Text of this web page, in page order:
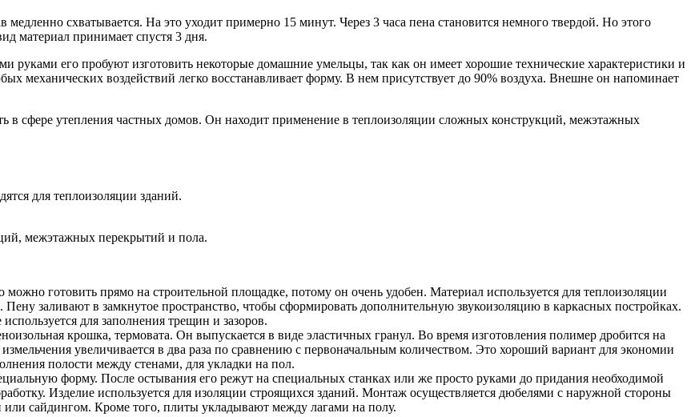
медленно схватывается. На это уходит примерно 15 минут. Через 3 часа пена становится немного твердой. Но этого
материал принимает спустя 3 дня.
его пробуют изготовить некоторые домашние умельцы, так как он имеет хорошие технические характеристики и
механических воздействий легко восстанавливает форму. В нем присутствует до 90% воздуха. Внешне он напоминает
в сфере утепления частных домов. Он находит применение в теплоизоляции сложных конструкций, межэтажных
для теплоизоляции зданий.
межэтажных перекрытий и пола.
готовить прямо на строительной площадке, потому он очень удобен. Материал используется для теплоизоляции
заливают в замкнутое пространство, чтобы сформировать дополнительную звукоизоляцию в каркасных постройках.
для заполнения трещин и зазоров.
крошка, термовата. Он выпускается в виде эластичных гранул. Во время изготовления полимер дробится на
увеличивается в два раза по сравнению с первоначальным количеством. Это хороший вариант для экономии
полости между стенами, для укладки на пол.
форму. После остывания его режут на специальных станках или же просто руками до придания необходимой
Изделие используется для изоляции строящихся зданий. Монтаж осуществляется дюбелями с наружной стороны
сайдингом. Кроме того, плиты укладывают между лагами на полу.